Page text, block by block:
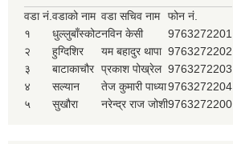
वडा नं.वडाको नाम वडा सचिव नाम
फोन नं.
१
धुल्लुबाँस्कोटनविन केसी
9763272201
२
हुग्दिशिर यम बहादुर थापा 9763272202
३
बाटाकाचौर प्रकाश पोख्रेल 9763272203
४
सल्यान तेज कुमारी पाध्या9763272204
५
सुखौरा नरेन्द्र राज जोशी9763272200